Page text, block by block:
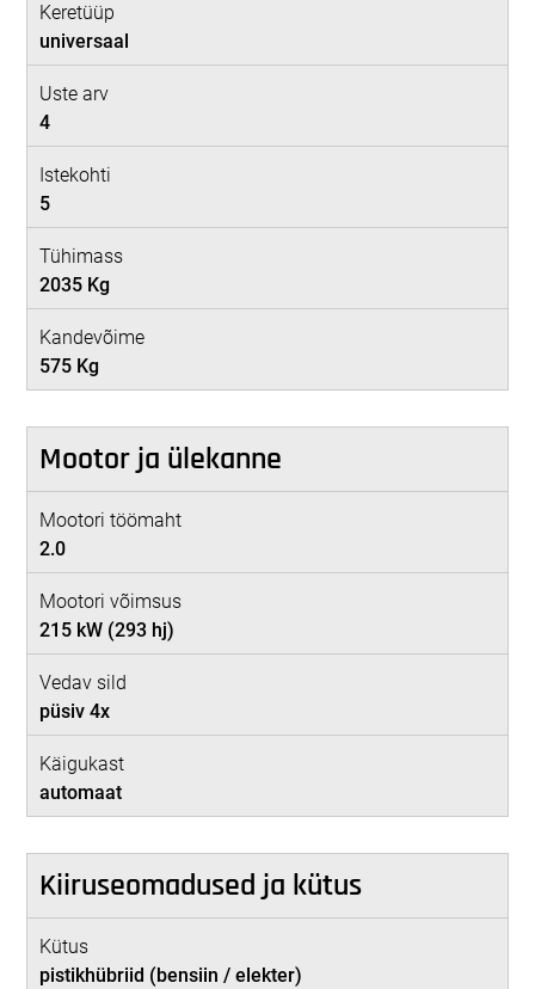
Keretüüp
universaal
Uste arv
4
Istekohti
5
Tühimass
2035 Kg
Kandevõime
575 Kg
Mootor ja ülekanne
Mootori töömaht
2.0
Mootori võimsus
215 kW (293 hj)
Vedav sild
püsiv 4x
Käigukast
automaat
Kiiruseomadused ja kütus
Kütus
pistikhübriid (bensiin / elekter)